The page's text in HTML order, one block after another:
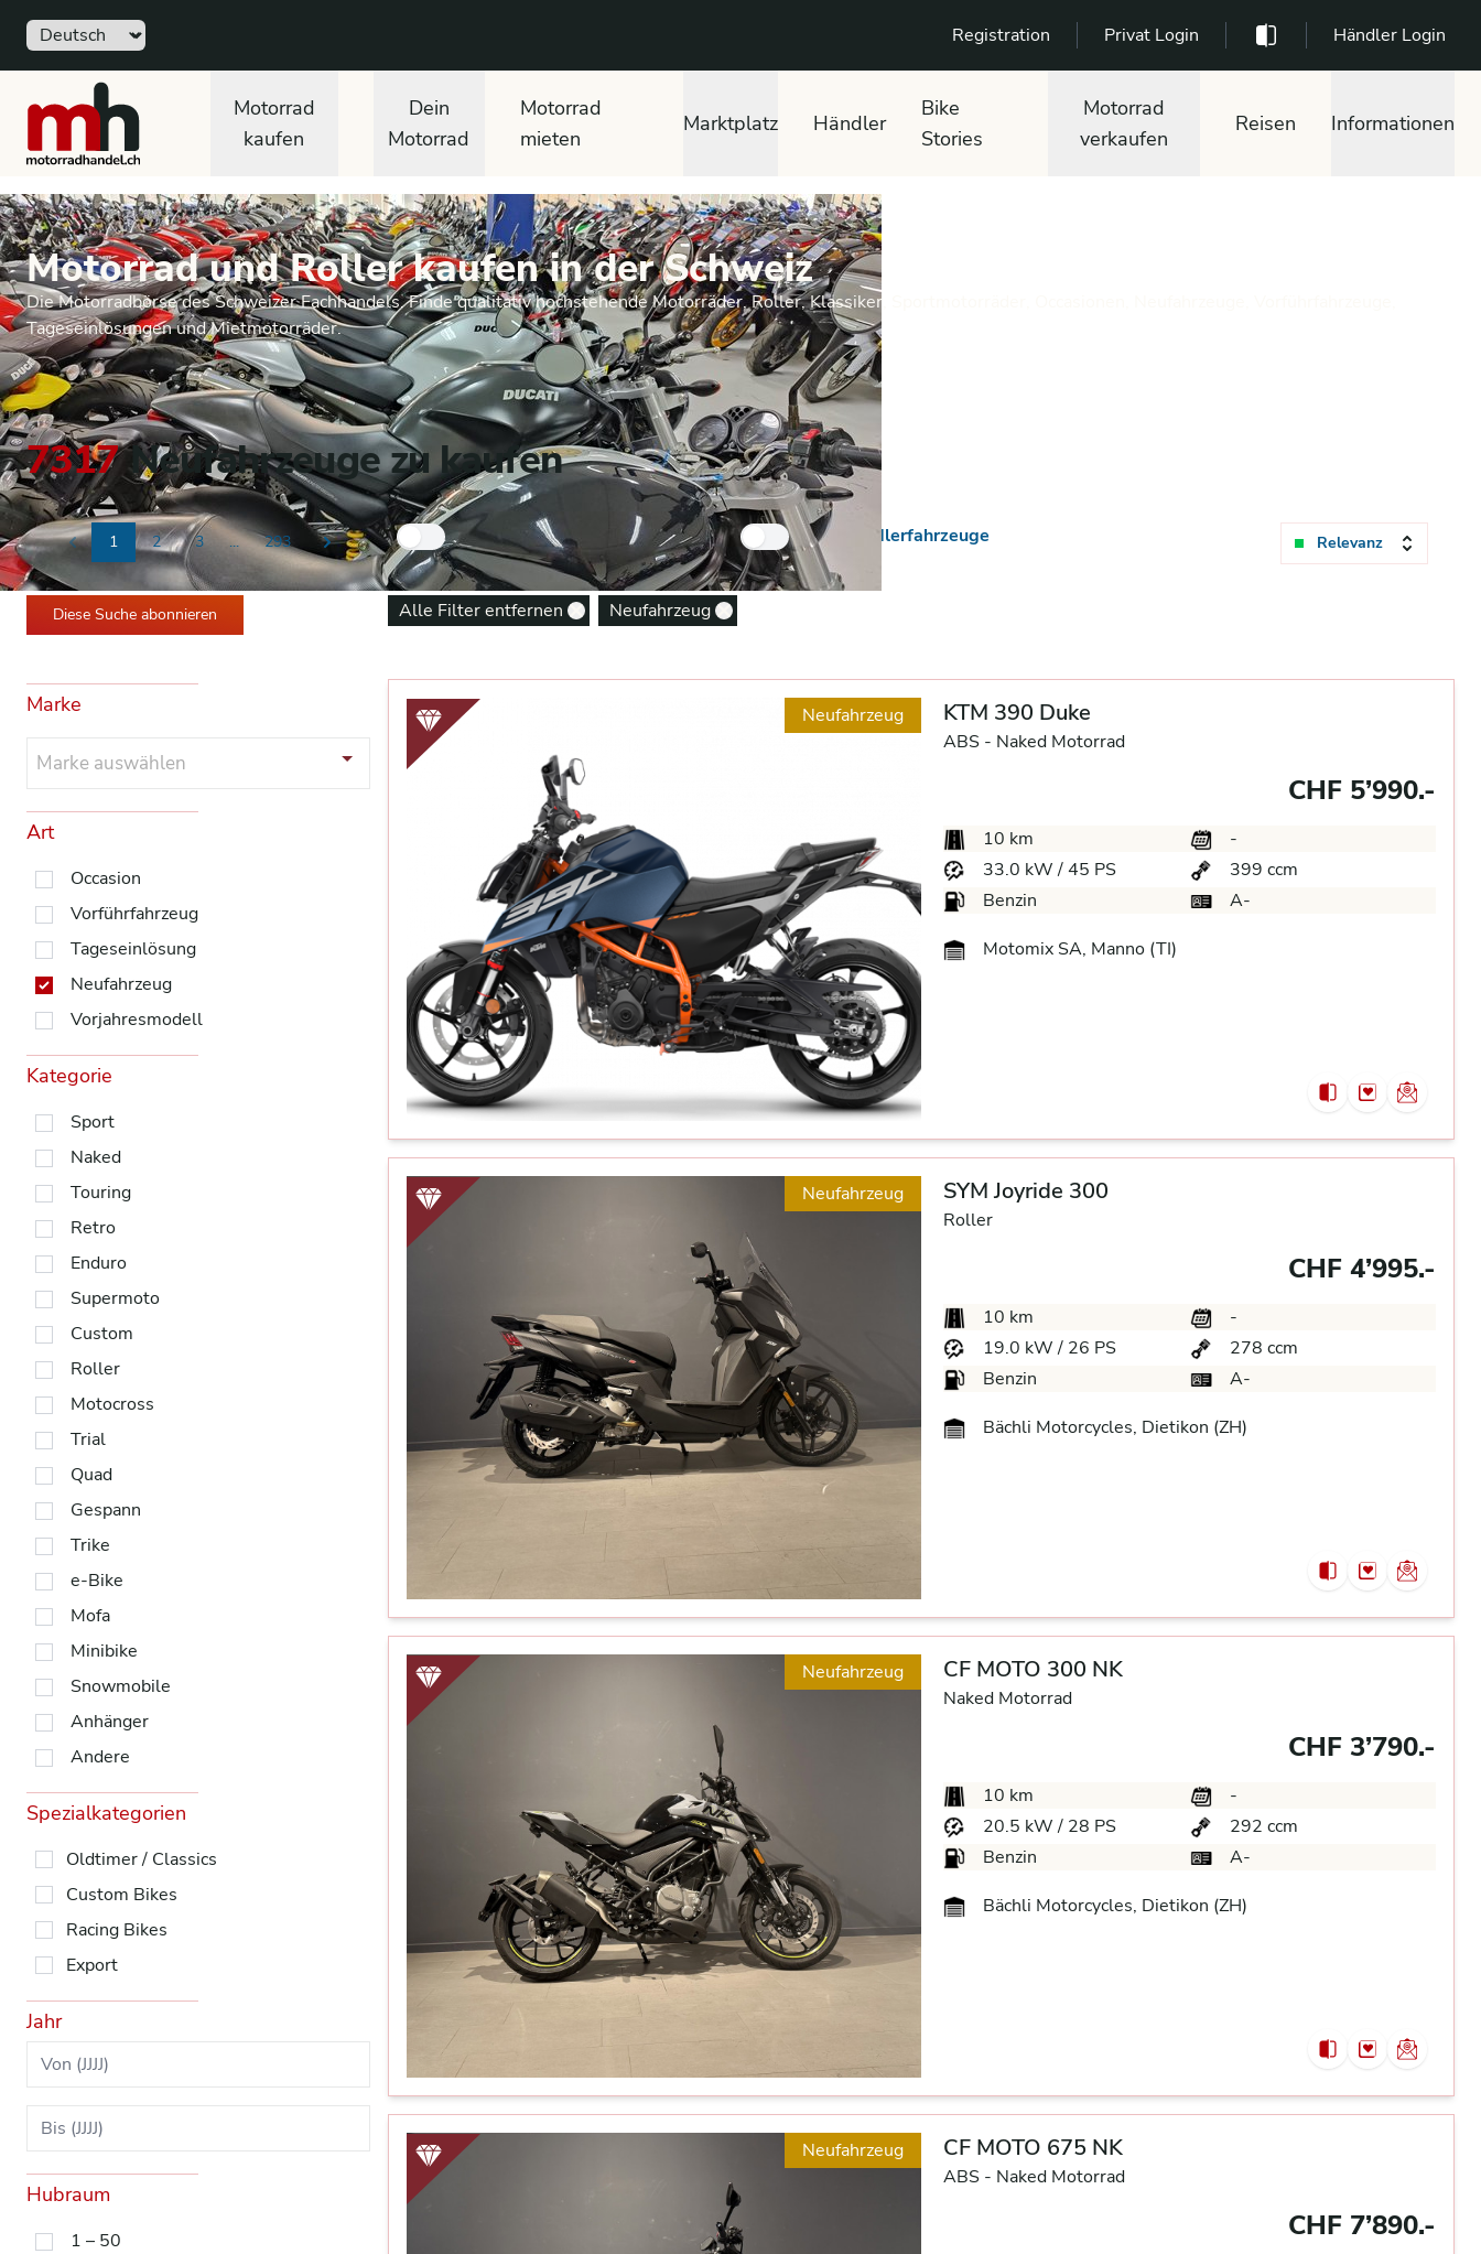
Sprache Registration Privat Login Händler Login
motorradhandel.ch
Motorrad
kaufen
Dein
Motorrad
Motorrad
mieten
Marktplatz Händler
Bike
Stories
Motorrad
verkaufen
Reisen Informationen
Motorrad und Roller kaufen in der Schweiz
Die Motorradbörse des Schweizer Fachhandels. Finde qualitativ hochstehende Motorräder, Roller, Klassiker, Sportmotorräder, Occasionen, Neufahrzeuge, Vorführfahrzeuge,
Tageseinlösungen und Mietmotorräder.
7317Neufahrzeuge zu kaufen
Previous
1 2 3 ... 293 Next
Nur Neuzugänge Nur Händlerfahrzeuge Relevanz
Diese Suche abonnieren Alle Filter entfernen Remove option
Neufahrzeug Remove option
Marke
Marke auswählen
Art
Occasion
Vorführfahrzeug
Tageseinlösung
Neufahrzeug
Vorjahresmodell
Kategorie
Sport
Naked
Touring
Retro
Enduro
Supermoto
Custom
Roller
Motocross
Trial
Quad
Gespann
Trike
e-Bike
Mofa
Minibike
Snowmobile
Anhänger
Andere
Spezialkategorien
Oldtimer / Classics
Custom Bikes
Racing Bikes
Export
Jahr
Hubraum
1 – 50
Neufahrzeug KTM 390 Duke
ABS - Naked Motorrad
CHF 5’990.-
10 km
-
33.0 kW / 45 PS
399 ccm
Benzin
A-
Motomix SA, Manno (TI)
Neufahrzeug SYM Joyride 300
Roller
CHF 4’995.-
10 km
-
19.0 kW / 26 PS
278 ccm
Benzin
A-
Bächli Motorcycles, Dietikon (ZH)
Neufahrzeug CF MOTO 300 NK
Naked Motorrad
CHF 3’790.-
10 km
-
20.5 kW / 28 PS
292 ccm
Benzin
A-
Bächli Motorcycles, Dietikon (ZH)
Neufahrzeug CF MOTO 675 NK
ABS - Naked Motorrad
CHF 7’890.-